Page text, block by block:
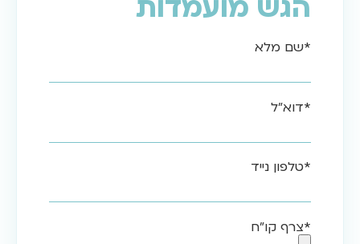
הגש מועמדות
*שם מלא
*דוא"ל
*טלפון נייד
*צרף קו"ח